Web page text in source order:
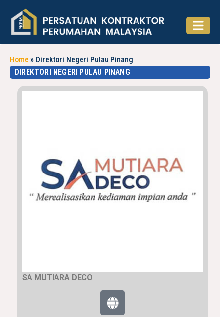
Home » Direktori Negeri Pulau Pinang
DIREKTORI NEGERI PULAU PINANG
SA MUTIARA DECO